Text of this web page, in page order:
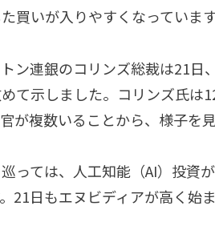
買いが入りやすくなっていま
ン連銀のコリンズ総裁は21
て示しました。コリンズ氏は
が複数いることから、様子を
っては、人工知能（AI）投資
21日もエヌビディアが高く始